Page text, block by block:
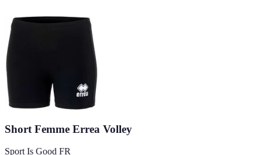
Short Femme Errea Volley
Sport Is Good FR